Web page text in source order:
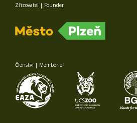
Zřizovatel | Founder
Členství | Member of